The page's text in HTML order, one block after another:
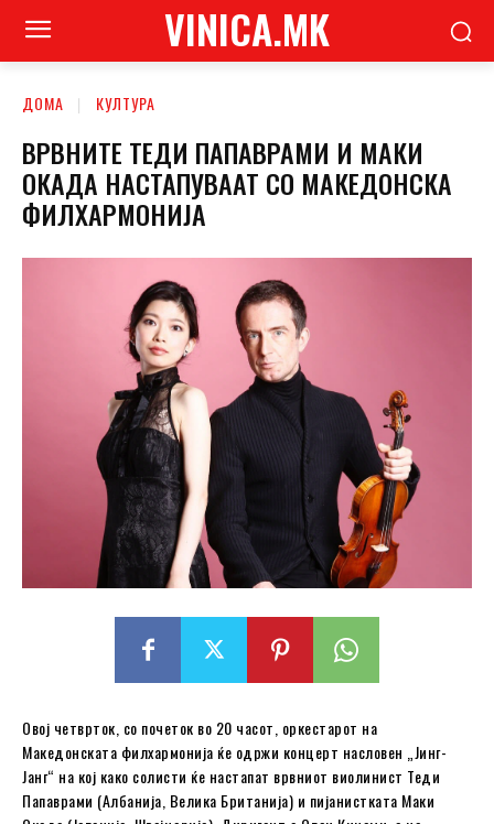
VINICA.MK
ДОМА КУЛТУРА
ВРВНИТЕ ТЕДИ ПАПАВРАМИ И МАКИ
ОКАДА НАСТАПУВААТ СО МАКЕДОНСКА
ФИЛХАРМОНИЈА
Овој четврток, со почеток во 20 часот, оркестарот на
Македонската филхармонија ќе одржи концерт насловен „Јинг-
Јанг“ на кој како солисти ќе настапат врвниот виолинист Теди
Папаврами (Албанија, Велика Британија) и пијанистката Маки